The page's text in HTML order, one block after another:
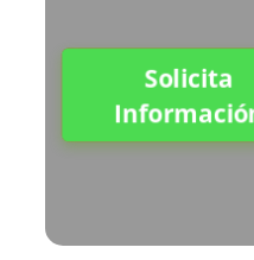
Solicita